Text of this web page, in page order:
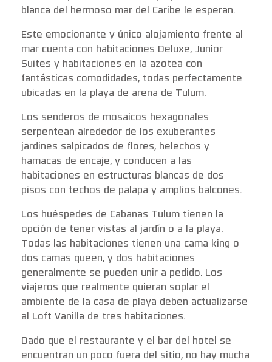
blanca del hermoso mar del Caribe le esperan.
Este emocionante y único alojamiento frente al
mar cuenta con habitaciones Deluxe, Junior
Suites y habitaciones en la azotea con
fantásticas comodidades, todas perfectamente
ubicadas en la playa de arena de Tulum.
Los senderos de mosaicos hexagonales
serpentean alrededor de los exuberantes
jardines salpicados de flores, helechos y
hamacas de encaje, y conducen a las
habitaciones en estructuras blancas de dos
pisos con techos de palapa y amplios balcones.
Los huéspedes de Cabanas Tulum tienen la
opción de tener vistas al jardín o a la playa.
Todas las habitaciones tienen una cama king o
dos camas queen, y dos habitaciones
generalmente se pueden unir a pedido. Los
viajeros que realmente quieran soplar el
ambiente de la casa de playa deben actualizarse
al Loft Vanilla de tres habitaciones.
Dado que el restaurante y el bar del hotel se
encuentran un poco fuera del sitio, no hay mucha